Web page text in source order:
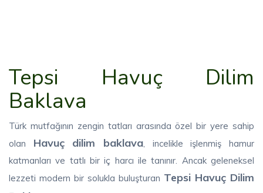
Tepsi Havuç Dilim
Baklava
Türk mutfağının zengin tatları arasında özel bir yere sahip
olan Havuç dilim baklava, incelikle işlenmiş hamur
katmanları ve tatlı bir iç harcı ile tanınır. Ancak geleneksel
lezzeti modern bir solukla buluşturan Tepsi Havuç Dilim